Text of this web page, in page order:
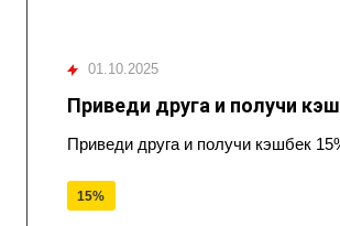
01.10.2025
Приведи друга и получи
Приведи друга и получи кэшбек
15%